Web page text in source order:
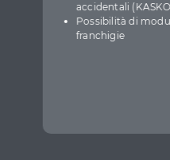
accidentali
Possibilità di
franchigie